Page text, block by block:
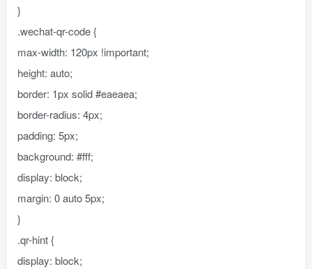
}
.wechat-qr-code {
max-width: 120px !important;
height: auto;
border: 1px solid #eaeaea;
border-radius: 4px;
padding: 5px;
background: #fff;
display: block;
margin: 0 auto 5px;
}
.qr-hint {
display: block;